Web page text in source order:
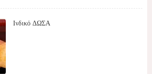
Ινδικό ΔΩΣΑ